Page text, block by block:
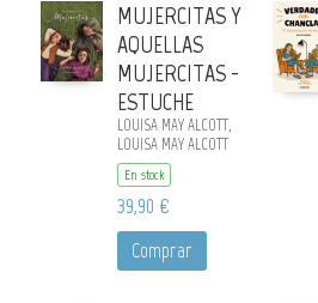
MUJERCITAS Y
AQUELLAS
MUJERCITAS -
ESTUCHE
LOUISA MAY ALCOTT,
LOUISA MAY ALCOTT
En stock
39,90 €
Comprar